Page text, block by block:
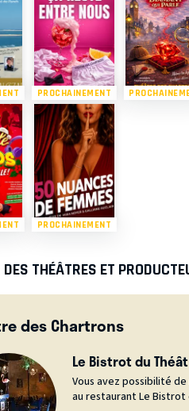
PROCHAINEMENT
PROCHAINEMENT
THÉÂTRES ET
des Chartrons
Le Bistrot du
Vous avez possibilité
au restaurant Le Bistrot